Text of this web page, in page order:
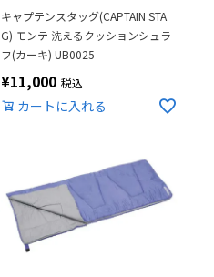
キャプテンスタッグ(CAPTAIN STA
G) モンテ 洗えるクッションシュラ
フ(カーキ) UB0025
¥11,000 税込
カートに入れる